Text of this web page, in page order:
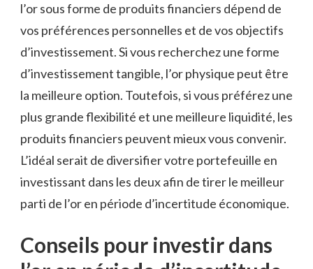
l’or sous ⁣forme⁢ de produits financiers dépend de⁤
vos préférences personnelles et de vos ⁢objectifs
d’investissement. Si vous recherchez une forme
d’investissement tangible,⁤ l’or⁣ physique⁤ peut être
la meilleure option. Toutefois, si vous préférez une
plus grande flexibilité​ et une meilleure liquidité,⁢ les
produits financiers peuvent mieux‌ vous convenir.
L’idéal serait ⁤de diversifier votre portefeuille en
investissant dans les deux⁢ afin de tirer le meilleur
parti de l’or en période d’incertitude‌ économique.
Conseils pour investir dans